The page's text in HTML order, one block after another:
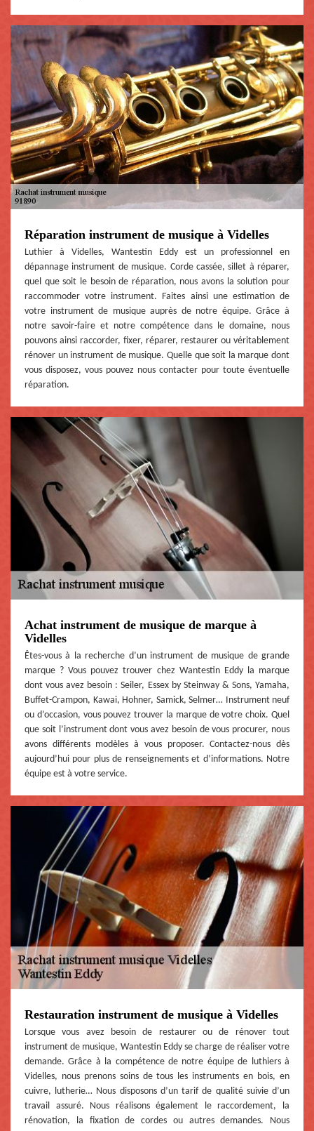
Réparation instrument de musique à Videlles
Luthier à Videlles, Wantestin Eddy est un professionnel en
dépannage instrument de musique. Corde cassée, sillet à réparer,
quel que soit le besoin de réparation, nous avons la solution pour
raccommoder votre instrument. Faites ainsi une estimation de
votre instrument de musique auprès de notre équipe. Grâce à
notre savoir-faire et notre compétence dans le domaine, nous
pouvons ainsi raccorder, fixer, réparer, restaurer ou véritablement
rénover un instrument de musique. Quelle que soit la marque dont
vous disposez, vous pouvez nous contacter pour toute éventuelle
réparation.
Achat instrument de musique de marque à
Videlles
Êtes-vous à la recherche d’un instrument de musique de grande
marque ? Vous pouvez trouver chez Wantestin Eddy la marque
dont vous avez besoin : Seiler, Essex by Steinway & Sons, Yamaha,
Buffet-Crampon, Kawai, Hohner, Samick, Selmer… Instrument neuf
ou d’occasion, vous pouvez trouver la marque de votre choix. Quel
que soit l’instrument dont vous avez besoin de vous procurer, nous
avons différents modèles à vous proposer. Contactez-nous dès
aujourd’hui pour plus de renseignements et d’informations. Notre
équipe est à votre service.
Restauration instrument de musique à Videlles
Lorsque vous avez besoin de restaurer ou de rénover tout
instrument de musique, Wantestin Eddy se charge de réaliser votre
demande. Grâce à la compétence de notre équipe de luthiers à
Videlles, nous prenons soins de tous les instruments en bois, en
cuivre, lutherie… Nous disposons d’un tarif de qualité suivie d’un
travail assuré. Nous réalisons également le raccordement, la
rénovation, la fixation de cordes ou autres demandes. Nous